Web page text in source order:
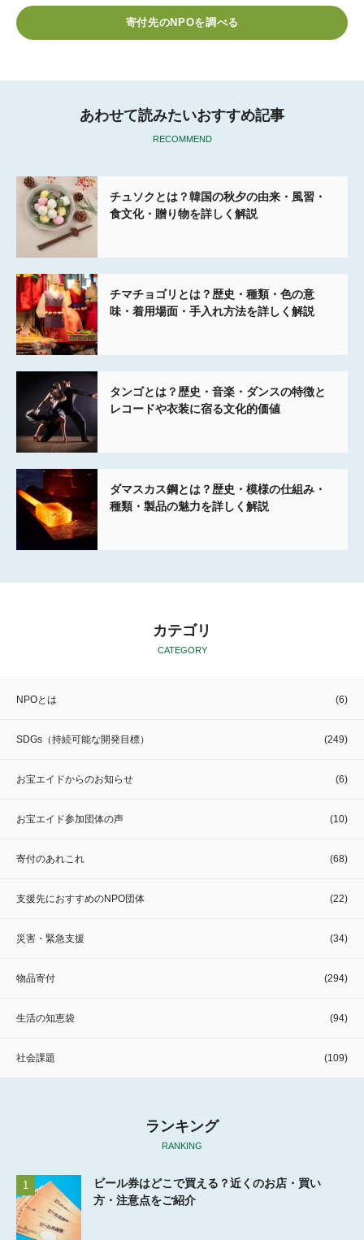
o
e
a
t
寄付先のNPOを調べる
あわせて読みたいおすすめ記事
RECOMMEND
チュソクとは？韓国の秋夕の由来・風習・
食文化・贈り物を詳しく解説
チマチョゴリとは？歴史・種類・色の意
味・着用場面・手入れ方法を詳しく解説
タンゴとは？歴史・音楽・ダンスの特徴と
レコードや衣装に宿る文化的価値
ダマスカス鋼とは？歴史・模様の仕組み・
種類・製品の魅力を詳しく解説
カテゴリ
CATEGORY
NPOとは (6)
SDGs（持続可能な開発目標） (249)
お宝エイドからのお知らせ (6)
お宝エイド参加団体の声 (10)
寄付のあれこれ (68)
支援先におすすめのNPO団体 (22)
災害・緊急支援 (34)
物品寄付 (294)
生活の知恵袋 (94)
社会課題 (109)
ランキング
RANKING
1
ビール券はどこで買える？近くのお店・買い
方・注意点をご紹介